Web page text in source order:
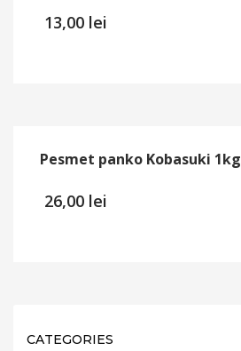
13,00 lei
Pesmet panko Kobasuki 1kg
26,00 lei
CATEGORIES